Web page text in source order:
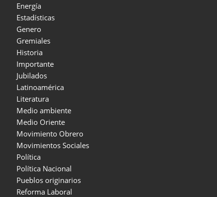
Energía
Estadísticas
Genero
Gremiales
Historia
Importante
Jubilados
Latinoamérica
Literatura
Medio ambiente
Medio Oriente
Movimiento Obrero
Movimientos Sociales
Política
Política Nacional
Pueblos originarios
Reforma Laboral